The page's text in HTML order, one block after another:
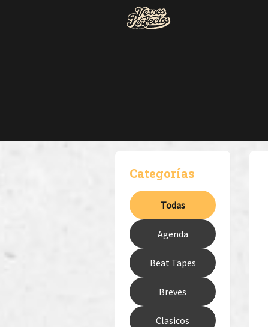
Categorías
Todas
Agenda
Beat Tapes
Breves
Clasicos